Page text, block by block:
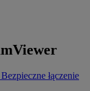
Bezpieczne łączenie